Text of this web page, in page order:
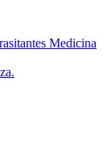
Medicina